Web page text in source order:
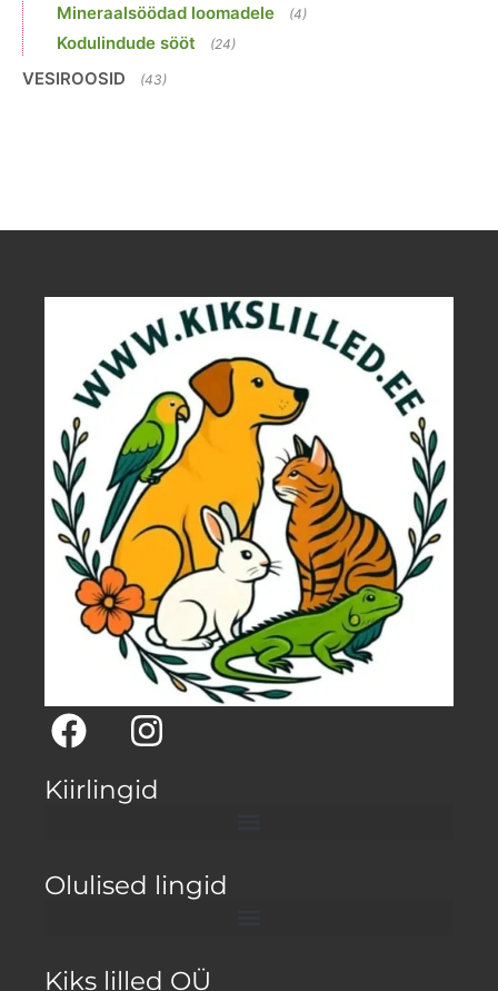
Mineraalsöödad loomadele (4)
Kodulindude sööt (24)
VESIROOSID (43)
Kiirlingid
Olulised lingid
Kiks lilled OÜ